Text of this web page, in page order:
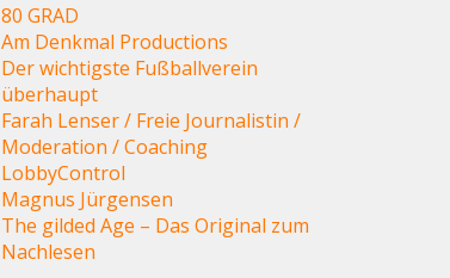
80 GRAD
Am Denkmal Productions
Der wichtigste Fußballverein
überhaupt
Farah Lenser / Freie Journalistin /
Moderation / Coaching
LobbyControl
Magnus Jürgensen
The gilded Age – Das Original zum
Nachlesen